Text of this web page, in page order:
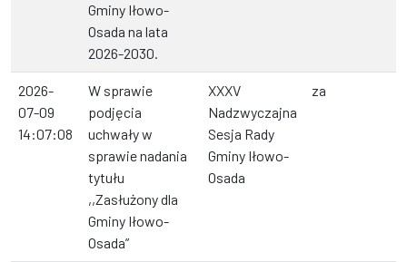
Gminy Iłowo-
Osada na lata
2026-2030.
2026-
07-09
14:07:08
W sprawie
podjęcia
uchwały w
sprawie nadania
tytułu
,,Zasłużony dla
Gminy Iłowo-
Osada”
XXXV
Nadzwyczajna
Sesja Rady
Gminy Iłowo-
Osada
za